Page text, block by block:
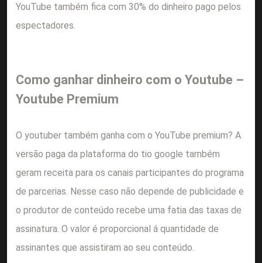
YouTube também fica com 30% do dinheiro pago pelos
espectadores.
Como ganhar dinheiro com o Youtube –
Youtube Premium
O youtuber também ganha com o YouTube premium? A
versão paga da plataforma do tio google também
geram receita para os canais participantes do programa
de parcerias. Nesse caso não depende de publicidade e
o produtor de conteúdo recebe uma fatia das taxas de
assinatura. O valor é proporcional á quantidade de
assinantes que assistiram ao seu conteúdo.